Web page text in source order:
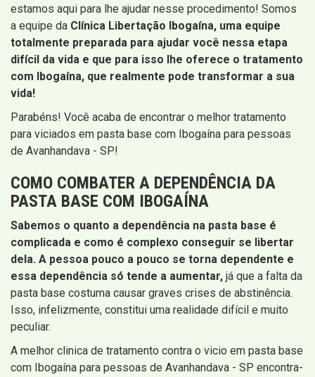
estamos aqui para lhe ajudar nesse procedimento! Somos
a equipe da Clínica Libertação Ibogaína, uma equipe
totalmente preparada para ajudar você nessa etapa
difícil da vida e que para isso lhe oferece o tratamento
com Ibogaína, que realmente pode transformar a sua
vida!
Parabéns! Você acaba de encontrar o melhor tratamento
para viciados em pasta base com Ibogaína para pessoas
de Avanhandava - SP!
COMO COMBATER A DEPENDÊNCIA DA
PASTA BASE COM IBOGAÍNA
Sabemos o quanto a dependência na pasta base é
complicada e como é complexo conseguir se libertar
dela. A pessoa pouco a pouco se torna dependente e
essa dependência só tende a aumentar, já que a falta da
pasta base costuma causar graves crises de abstinência.
Isso, infelizmente, constitui uma realidade difícil e muito
peculiar.
A melhor clinica de tratamento contra o vicio em pasta base
com Ibogaína para pessoas de Avanhandava - SP encontra-